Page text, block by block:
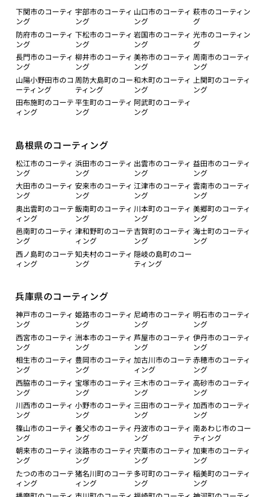
下関市のコーティ
ング
宇部市のコーティ
ング
山口市のコーティ
ング
萩市のコーティン
グ
防府市のコーティ
ング
下松市のコーティ
ング
岩国市のコーティ
ング
光市のコーティン
グ
長門市のコーティ
ング
柳井市のコーティ
ング
美祢市のコーティ
ング
周南市のコーティ
ング
山陽小野田市のコ
ーティング
周防大島町のコー
ティング
和木町のコーティ
ング
上関町のコーティ
ング
田布施町のコーテ
ィング
平生町のコーティ
ング
阿武町のコーティ
ング
島根県のコーティング
松江市のコーティ
ング
浜田市のコーティ
ング
出雲市のコーティ
ング
益田市のコーティ
ング
大田市のコーティ
ング
安来市のコーティ
ング
江津市のコーティ
ング
雲南市のコーティ
ング
奥出雲町のコーテ
ィング
飯南町のコーティ
ング
川本町のコーティ
ング
美郷町のコーティ
ング
邑南町のコーティ
ング
津和野町のコーテ
ィング
吉賀町のコーティ
ング
海士町のコーティ
ング
西ノ島町のコーテ
ィング
知夫村のコーティ
ング
隠岐の島町のコー
ティング
兵庫県のコーティング
神戸市のコーティ
ング
姫路市のコーティ
ング
尼崎市のコーティ
ング
明石市のコーティ
ング
西宮市のコーティ
ング
洲本市のコーティ
ング
芦屋市のコーティ
ング
伊丹市のコーティ
ング
相生市のコーティ
ング
豊岡市のコーティ
ング
加古川市のコーテ
ィング
赤穂市のコーティ
ング
西脇市のコーティ
ング
宝塚市のコーティ
ング
三木市のコーティ
ング
高砂市のコーティ
ング
川西市のコーティ
ング
小野市のコーティ
ング
三田市のコーティ
ング
加西市のコーティ
ング
篠山市のコーティ
ング
養父市のコーティ
ング
丹波市のコーティ
ング
南あわじ市のコー
ティング
朝来市のコーティ
ング
淡路市のコーティ
ング
宍粟市のコーティ
ング
加東市のコーティ
ング
たつの市のコーテ
ィング
猪名川町のコーテ
ィング
多可町のコーティ
ング
稲美町のコーティ
ング